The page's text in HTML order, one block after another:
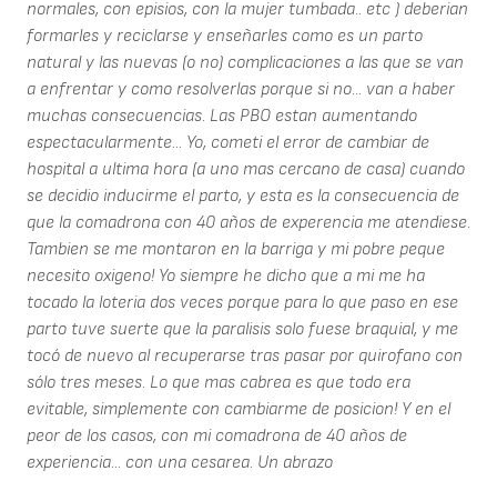
normales, con episios, con la mujer tumbada.. etc ) deberian
formarles y reciclarse y enseñarles como es un parto
natural y las nuevas (o no) complicaciones a las que se van
a enfrentar y como resolverlas porque si no... van a haber
muchas consecuencias. Las PBO estan aumentando
espectacularmente... Yo, cometi el error de cambiar de
hospital a ultima hora (a uno mas cercano de casa) cuando
se decidio inducirme el parto, y esta es la consecuencia de
que la comadrona con 40 años de experencia me atendiese.
Tambien se me montaron en la barriga y mi pobre peque
necesito oxigeno! Yo siempre he dicho que a mi me ha
tocado la loteria dos veces porque para lo que paso en ese
parto tuve suerte que la paralisis solo fuese braquial, y me
tocó de nuevo al recuperarse tras pasar por quirofano con
sólo tres meses. Lo que mas cabrea es que todo era
evitable, simplemente con cambiarme de posicion! Y en el
peor de los casos, con mi comadrona de 40 años de
experiencia... con una cesarea. Un abrazo